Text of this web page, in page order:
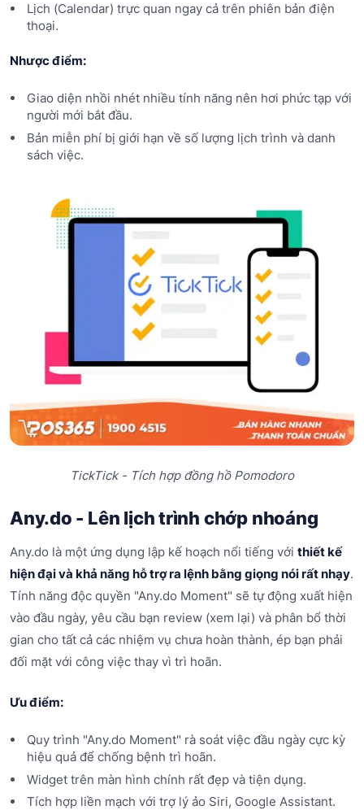
Lịch (Calendar) trực quan ngay cả trên phiên bản điện
thoại.
Nhược điểm:
Giao diện nhồi nhét nhiều tính năng nên hơi phức tạp với
người mới bắt đầu.
Bản miễn phí bị giới hạn về số lượng lịch trình và danh
sách việc.
TickTick - Tích hợp đồng hồ Pomodoro
Any.do - Lên lịch trình chớp nhoáng
Any.do là một ứng dụng lập kế hoạch nổi tiếng với thiết kế
hiện đại và khả năng hỗ trợ ra lệnh bằng giọng nói rất nhạy.
Tính năng độc quyền "Any.do Moment" sẽ tự động xuất hiện
vào đầu ngày, yêu cầu bạn review (xem lại) và phân bổ thời
gian cho tất cả các nhiệm vụ chưa hoàn thành, ép bạn phải
đối mặt với công việc thay vì trì hoãn.
Ưu điểm:
Quy trình "Any.do Moment" rà soát việc đầu ngày cực kỳ
hiệu quả để chống bệnh trì hoãn.
Widget trên màn hình chính rất đẹp và tiện dụng.
Tích hợp liền mạch với trợ lý ảo Siri, Google Assistant.